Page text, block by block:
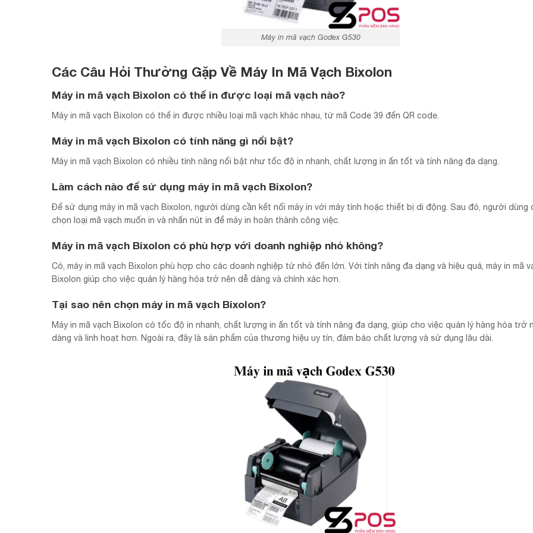
Máy in mã vạch Godex G530
Các Câu Hỏi Thường Gặp Về Máy In Mã Vạch Bixolon
Máy in mã vạch Bixolon có thể in được loại mã vạch nào?
Máy in mã vạch Bixolon có thể in được nhiều loại mã vạch khác nhau, từ mã Code 39 đến QR code.
Máy in mã vạch Bixolon có tính năng gì nổi bật?
Máy in mã vạch Bixolon có nhiều tính năng nổi bật như tốc độ in nhanh, chất lượng in ấn tốt và tính năng đa dạng.
Làm cách nào để sử dụng máy in mã vạch Bixolon?
Để sử dụng máy in mã vạch Bixolon, người dùng cần kết nối máy in với máy tính hoặc thiết bị di động. Sau đó, người dùng
chọn loại mã vạch muốn in và nhấn nút in để máy in hoàn thành công việc.
Máy in mã vạch Bixolon có phù hợp với doanh nghiệp nhỏ không?
Có, máy in mã vạch Bixolon phù hợp cho các doanh nghiệp từ nhỏ đến lớn. Với tính năng đa dạng và hiệu quả, máy in mã
Bixolon giúp cho việc quản lý hàng hóa trở nên dễ dàng và chính xác hơn.
Tại sao nên chọn máy in mã vạch Bixolon?
Máy in mã vạch Bixolon có tốc độ in nhanh, chất lượng in ấn tốt và tính năng đa dạng, giúp cho việc quản lý hàng hóa trở
dàng và linh hoạt hơn. Ngoài ra, đây là sản phẩm của thương hiệu uy tín, đảm bảo chất lượng và sử dụng lâu dài.